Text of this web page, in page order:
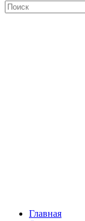
Главная